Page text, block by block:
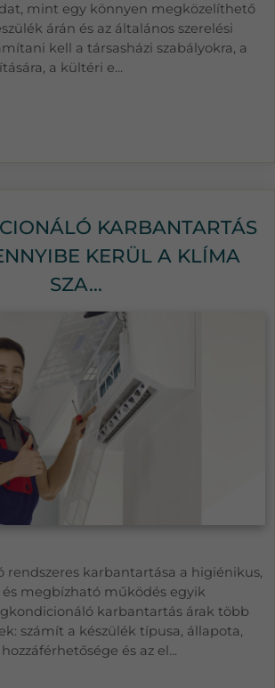
mint egy könnyen megközelíthető
árán és az általános szerelési
kell a társasházi szabályokra, a
a kültéri e...
KARBANTARTÁS
KERÜL A KLÍMA
SZA...
rendszeres karbantartása a higiénikus,
megbízható működés egyik
karbantartás árak több
számít a készülék típusa, állapota,
és az el...